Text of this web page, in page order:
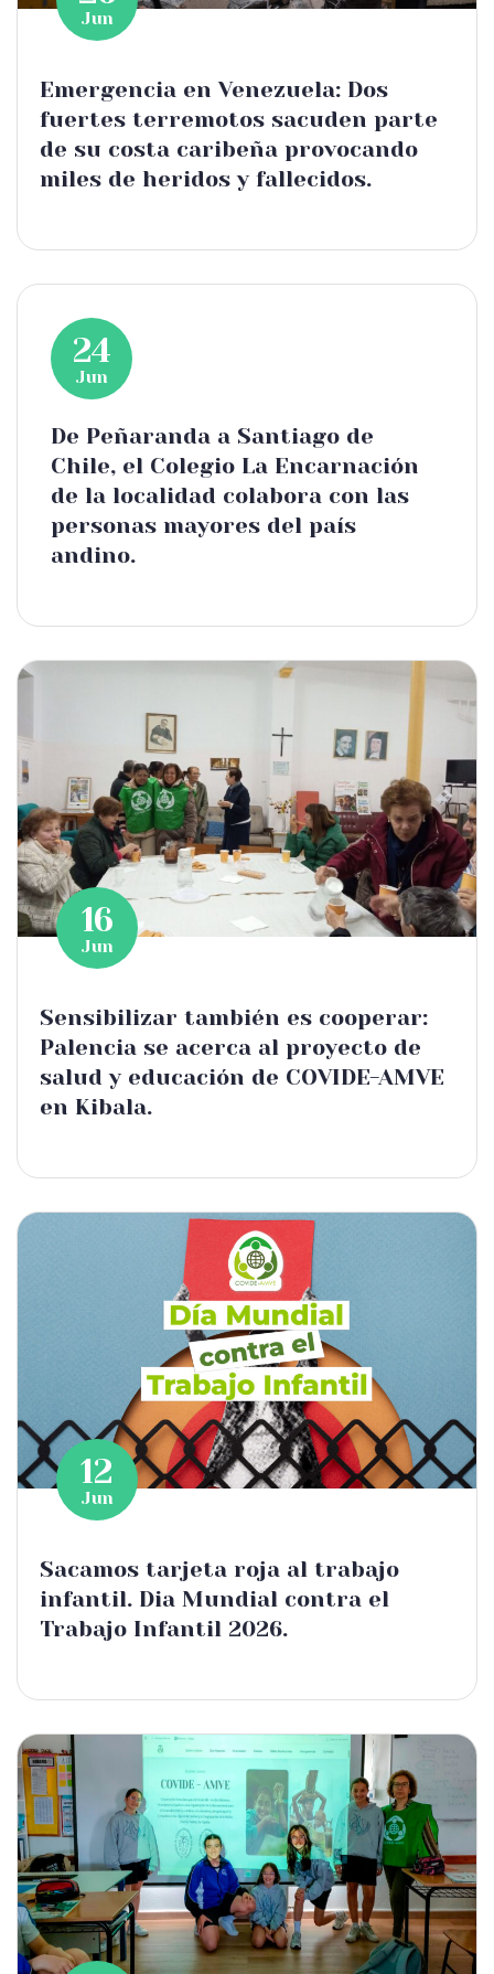
Jun
Emergencia en Venezuela: Dos
fuertes terremotos sacuden parte
de su costa caribeña provocando
miles de heridos y fallecidos.
24
Jun
De Peñaranda a Santiago de
Chile, el Colegio La Encarnación
de la localidad colabora con las
personas mayores del país
andino.
16
Jun
Sensibilizar también es cooperar:
Palencia se acerca al proyecto de
salud y educación de COVIDE-AMVE
en Kibala.
12
Jun
Sacamos tarjeta roja al trabajo
infantil. Dia Mundial contra el
Trabajo Infantil 2026.